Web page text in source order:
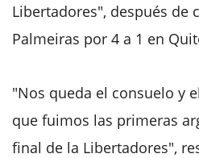
Libertadores", después de
Palmeiras por 4 a 1 en
"Nos queda el consuelo y
que fuimos las primeras
final de la Libertadores",